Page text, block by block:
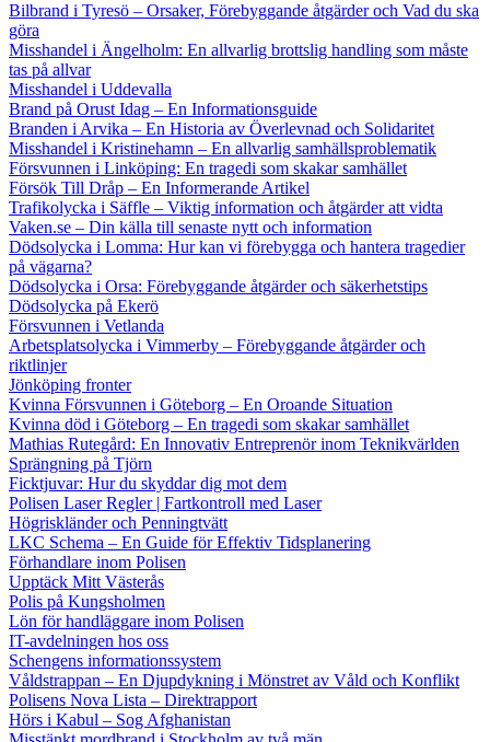
Bilbrand i Tyresö – Orsaker, Förebyggande åtgärder och Vad du ska
göra
Misshandel i Ängelholm: En allvarlig brottslig handling som måste
tas på allvar
Misshandel i Uddevalla
Brand på Orust Idag – En Informationsguide
Branden i Arvika – En Historia av Överlevnad och Solidaritet
Misshandel i Kristinehamn – En allvarlig samhällsproblematik
Försvunnen i Linköping: En tragedi som skakar samhället
Försök Till Dråp – En Informerande Artikel
Trafikolycka i Säffle – Viktig information och åtgärder att vidta
Vaken.se – Din källa till senaste nytt och information
Dödsolycka i Lomma: Hur kan vi förebygga och hantera tragedier
på vägarna?
Dödsolycka i Orsa: Förebyggande åtgärder och säkerhetstips
Dödsolycka på Ekerö
Försvunnen i Vetlanda
Arbetsplatsolycka i Vimmerby – Förebyggande åtgärder och
riktlinjer
Jönköping fronter
Kvinna Försvunnen i Göteborg – En Oroande Situation
Kvinna död i Göteborg – En tragedi som skakar samhället
Mathias Rutegård: En Innovativ Entreprenör inom Teknikvärlden
Sprängning på Tjörn
Ficktjuvar: Hur du skyddar dig mot dem
Polisen Laser Regler | Fartkontroll med Laser
Högriskländer och Penningtvätt
LKC Schema – En Guide för Effektiv Tidsplanering
Förhandlare inom Polisen
Upptäck Mitt Västerås
Polis på Kungsholmen
Lön för handläggare inom Polisen
IT-avdelningen hos oss
Schengens informationssystem
Våldstrappan – En Djupdykning i Mönstret av Våld och Konflikt
Polisens Nova Lista – Direktrapport
Hörs i Kabul – Sog Afghanistan